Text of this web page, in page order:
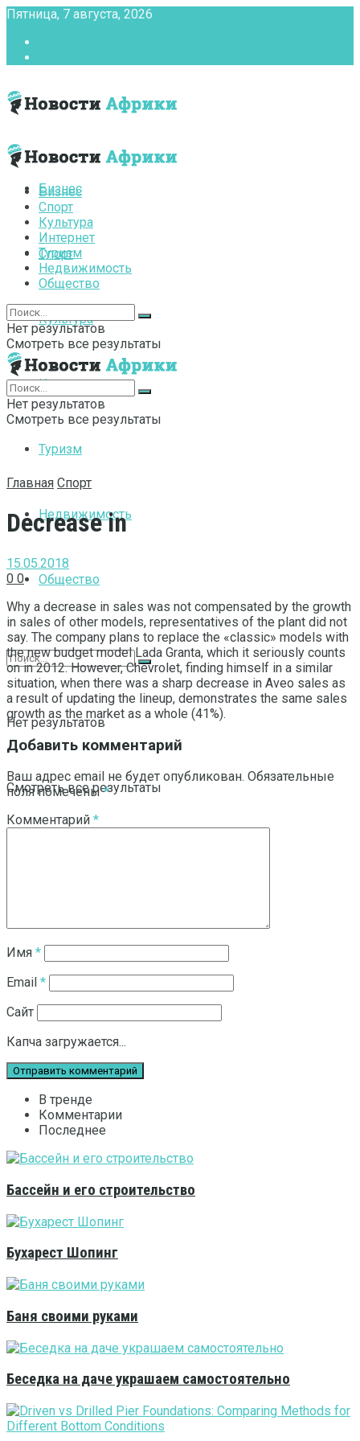
Пятница, 7 августа, 2026
Бизнес
Спорт
Культура
Интернет
Туризм
Недвижимость
Общество
Нет результатов
Смотреть все результаты
Бизнес
Спорт
Культура
Интернет
Туризм
Недвижимость
Общество
Нет результатов
Смотреть все результаты
Нет результатов
Смотреть все результаты
Главная Спорт
Decrease in
15.05.2018
0 0
Why a decrease in sales was not compensated by the growth
in sales of other models, representatives of the plant did not
say. The company plans to replace the «classic» models with
the new budget model Lada Granta, which it seriously counts
on in 2012. However, Chevrolet, finding himself in a similar
situation, when there was a sharp decrease in Aveo sales as
a result of updating the lineup, demonstrates the same sales
growth as the market as a whole (41%).
Добавить комментарий
Ваш адрес email не будет опубликован. Обязательные
поля помечены*
Комментарий *
Имя *
Email *
Сайт
Капча загружается...
В тренде
Комментарии
Последнее
Бассейн и его строительство
Бухарест Шопинг
Баня своими руками
Беседка на даче украшаем самостоятельно